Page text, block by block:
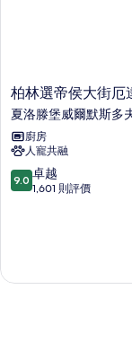
柏
林
選
帝
侯
大
街
酒
柏林選帝侯大街厄
夏洛滕堡威爾默斯多
廚房
人寵共融
9.0
分
卓
9.0 卓越
1,601 則評價